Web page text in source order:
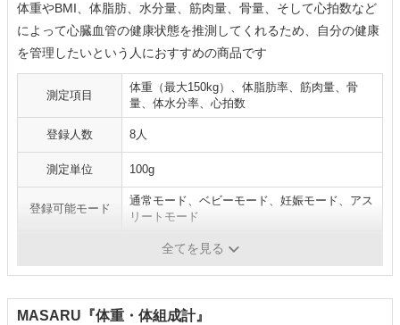
体重やBMI、体脂肪、水分量、筋肉量、骨量、そして心拍数など
によって心臓血管の健康状態を推測してくれるため、自分の健康
を管理したいという人におすすめの商品です
測定項目
体重（最大150kg）、体脂肪率、筋肉量、骨
量、体水分率、心拍数
登録人数 8人
測定単位 100g
登録可能モード
通常モード、ベビーモード、妊娠モード、アス
リートモード
Wi-Fi通信、Bluetooth通信
全てを見る
MASARU『体重・体組成計』